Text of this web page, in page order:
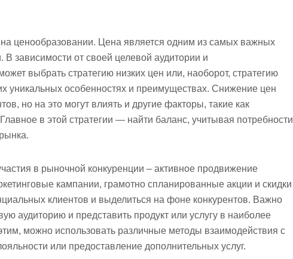
на ценообразовании. Цена является одним из самых важных
зависимости от своей целевой аудитории и
выбрать стратегию низких цен или, наоборот, стратегию
уникальных особенностях и преимуществах. Снижение цен
но на это могут влиять и другие факторы, такие как
в этой стратегии — найти баланс, учитывая потребности
в рыночной конкуренции – активное продвижение
кампании, грамотно спланированные акции и скидки
клиентов и выделиться на фоне конкурентов. Важно
аудиторию и представить продукт или услугу в наиболее
можно использовать различные методы взаимодействия с
или предоставление дополнительных услуг.